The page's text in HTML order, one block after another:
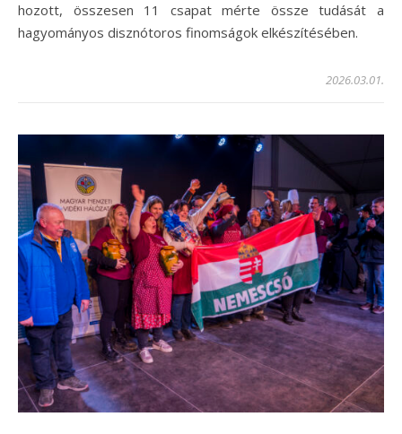
hozott, összesen 11 csapat mérte össze tudását a
hagyományos disznótoros finomságok elkészítésében.
2026.03.01.